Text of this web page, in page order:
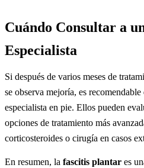
Cuándo Consultar a
Especialista
Si después de varios meses de
se observa mejoría, es
especialista en pie. Ellos pueden
opciones de tratamiento más
corticosteroides o cirugía en casos
En resumen, la fascitis plantar es